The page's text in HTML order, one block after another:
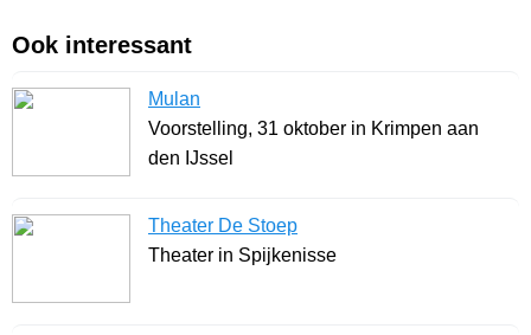
Ook interessant
Mulan
Voorstelling, 31 oktober in Krimpen aan
den IJssel
Theater De Stoep
Theater in Spijkenisse